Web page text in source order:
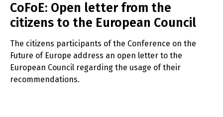
CoFoE: Open letter from the
citizens to the European Council
The citizens participants of the Conference on the
Future of Europe address an open letter to the
European Council regarding the usage of their
recommendations.